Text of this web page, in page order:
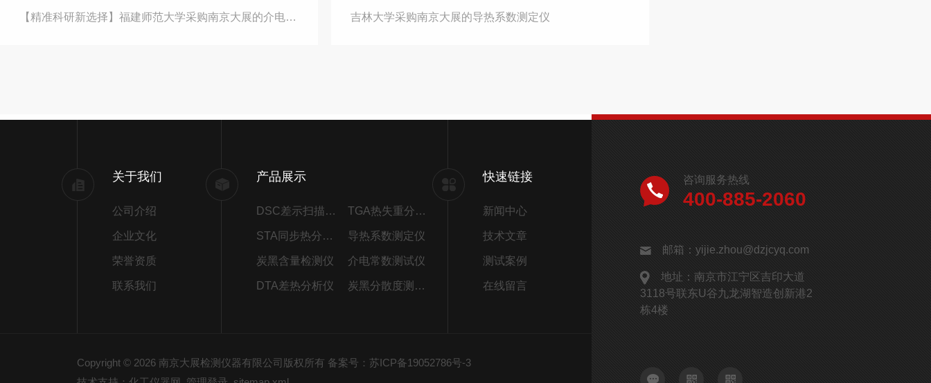
【精准科研新选择】福建师范大学采购南京大展的介电常数和导热仪 吉林大学采购南京大展的导热系数测定仪
关于我们
公司介绍
企业文化
荣誉资质
联系我们
产品展示
DSC差示扫描量热仪 TGA热失重分析仪
STA同步热分析仪 导热系数测定仪
炭黑含量检测仪 介电常数测试仪
DTA差热分析仪 炭黑分散度测试仪
快速链接
新闻中心
技术文章
测试案例
在线留言
Copyright © 2026 南京大展检测仪器有限公司版权所有 备案号：苏ICP备19052786号-3
咨询服务热线
400-885-2060
邮箱：yijie.zhou@dzjcyq.com
地址：南京市江宁区吉印大道
3118号联东U谷九龙湖智造创新港2
栋4楼